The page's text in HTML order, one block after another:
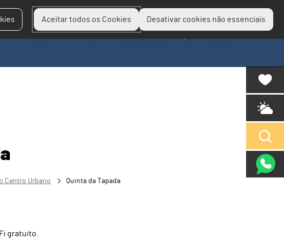
Aceitar todos os Cookies Desativar cookies não essenciais
Planear Descobrir
Centro Urbano Quinta da Tapada
gratuito.